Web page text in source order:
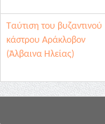
Ταύτιση του βυζαντινού
κάστρου Αράκλοβον
(Άλβαινα Ηλείας)